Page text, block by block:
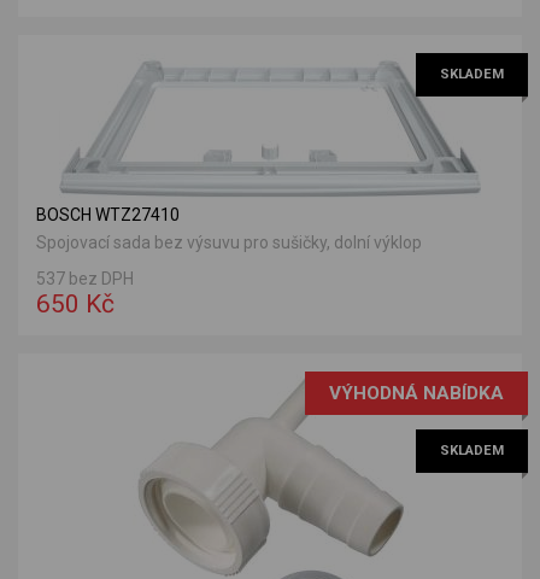
SKLADEM
BOSCH WTZ27410
Spojovací sada bez výsuvu pro sušičky, dolní výklop
537 bez DPH
650 Kč
VÝHODNÁ NABÍDKA
SKLADEM